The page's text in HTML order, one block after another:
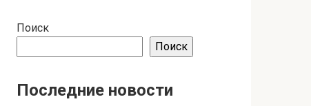
Поиск
Поиск
Последние новости